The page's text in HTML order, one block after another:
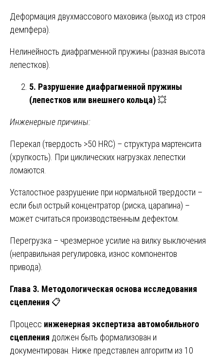
Деформация двухмассового маховика (выход из строя
демпфера).
Нелинейность диафрагменной пружины (разная высота
лепестков).
5. Разрушение диафрагменной пружины
(лепестков или внешнего кольца)💥
Инженерные причины:
Перекал (твердость >50 HRC) – структура мартенсита
(хрупкость). При циклических нагрузках лепестки
ломаются.
Усталостное разрушение при нормальной твердости –
если был острый концентратор (риска, царапина) –
может считаться производственным дефектом.
Перегрузка – чрезмерное усилие на вилку выключения
(неправильная регулировка, износ компонентов
привода).
Глава 3. Методологическая основа исследования
сцепления 📋
Процесс инженерная экспертиза автомобильного
сцепления должен быть формализован и
документирован. Ниже представлен алгоритм из 10